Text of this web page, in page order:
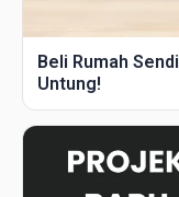
Beli Rumah
Untung!